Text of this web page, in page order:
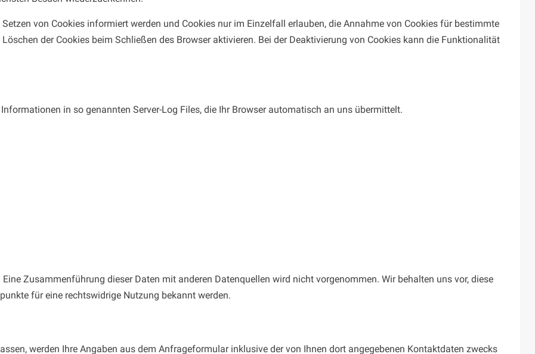
von Cookies informiert werden und Cookies nur im Einzelfall erlauben, die Annahme von Cookies für bestimmte
der Cookies beim Schließen des Browser aktivieren. Bei der Deaktivierung von Cookies kann die Funktionalität
in so genannten Server-Log Files, die Ihr Browser automatisch an uns übermittelt.
Zusammenführung dieser Daten mit anderen Datenquellen wird nicht vorgenommen. Wir behalten uns vor, diese
für eine rechtswidrige Nutzung bekannt werden.
werden Ihre Angaben aus dem Anfrageformular inklusive der von Ihnen dort angegebenen Kontaktdaten zwecks